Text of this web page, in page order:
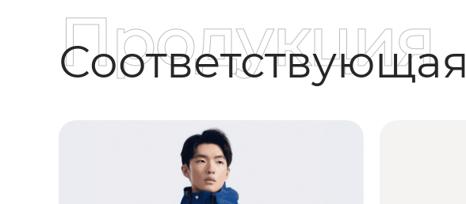
Соответствующая
Продукция